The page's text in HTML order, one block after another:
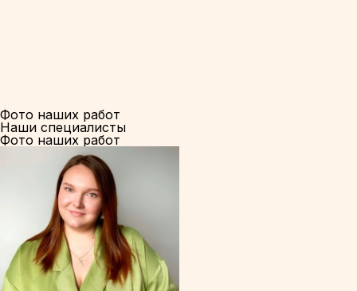
Фото наших работ
Наши специалисты
Фото наших работ